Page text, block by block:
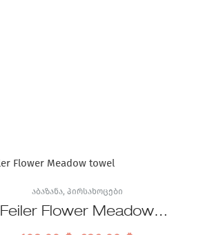
ᲐᲑᲐᲖᲐᲜᲐ, ᲞᲘᲠᲡᲐᲮᲝᲪᲔᲑᲘ
Feiler Flower Meadow
Breeze პირსახოცი